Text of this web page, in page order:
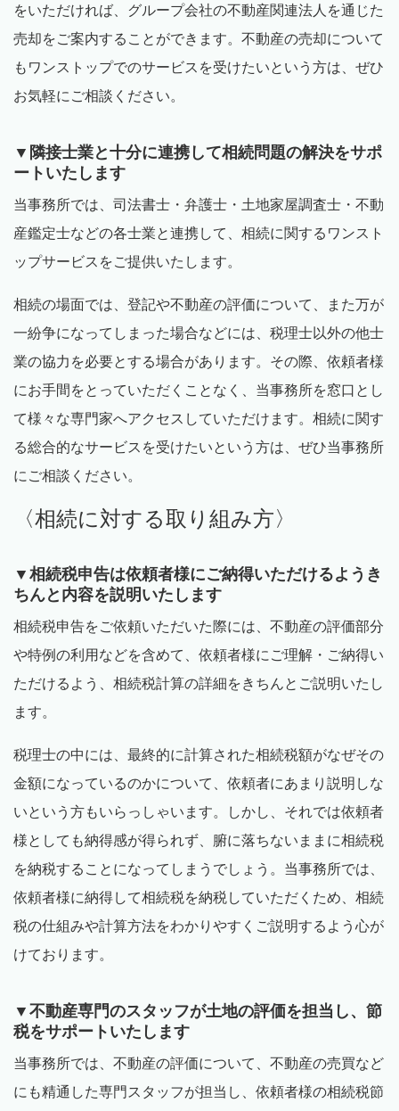
をいただければ、グループ会社の不動産関連法人を通じた
売却をご案内することができます。不動産の売却について
もワンストップでのサービスを受けたいという方は、ぜひ
お気軽にご相談ください。
▼隣接士業と十分に連携して相続問題の解決をサポ
ートいたします
当事務所では、司法書士・弁護士・土地家屋調査士・不動
産鑑定士などの各士業と連携して、相続に関するワンスト
ップサービスをご提供いたします。
相続の場面では、登記や不動産の評価について、また万が
一紛争になってしまった場合などには、税理士以外の他士
業の協力を必要とする場合があります。その際、依頼者様
にお手間をとっていただくことなく、当事務所を窓口とし
て様々な専門家へアクセスしていただけます。相続に関す
る総合的なサービスを受けたいという方は、ぜひ当事務所
にご相談ください。
〈相続に対する取り組み方〉
▼相続税申告は依頼者様にご納得いただけるようき
ちんと内容を説明いたします
相続税申告をご依頼いただいた際には、不動産の評価部分
や特例の利用などを含めて、依頼者様にご理解・ご納得い
ただけるよう、相続税計算の詳細をきちんとご説明いたし
ます。
税理士の中には、最終的に計算された相続税額がなぜその
金額になっているのかについて、依頼者にあまり説明しな
いという方もいらっしゃいます。しかし、それでは依頼者
様としても納得感が得られず、腑に落ちないままに相続税
を納税することになってしまうでしょう。当事務所では、
依頼者様に納得して相続税を納税していただくため、相続
税の仕組みや計算方法をわかりやすくご説明するよう心が
けております。
▼不動産専門のスタッフが土地の評価を担当し、節
税をサポートいたします
当事務所では、不動産の評価について、不動産の売買など
にも精通した専門スタッフが担当し、依頼者様の相続税節